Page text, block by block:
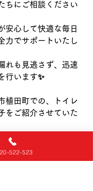
ちにご相談ください
安心して快適な毎日
力でサポートいたし
れも見逃さず、迅速
行います✨
植田町での、トイレ
をご紹介させていた
　善通寺　観音寺
　三豊　木田　綾
522-523